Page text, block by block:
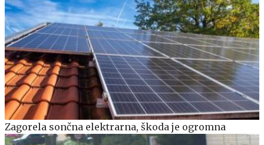
Zagorela sončna elektrarna, škoda je ogromna